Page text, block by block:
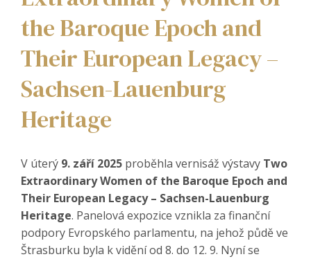
the Baroque Epoch and
Their European Legacy –
Sachsen-Lauenburg
Heritage
V úterý 9. září 2025 proběhla vernisáž výstavy Two
Extraordinary Women of the Baroque Epoch and
Their European Legacy – Sachsen-Lauenburg
Heritage. Panelová expozice vznikla za finanční
podpory Evropského parlamentu, na jehož půdě ve
Štrasburku byla k vidění od 8. do 12. 9. Nyní se